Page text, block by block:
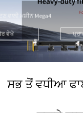
ਵਾਲੀ ਮਸ਼ੀਨ Mega4
ਵੇਖੋ
ਸਭ ਤੋਂ ਵਧੀਆ